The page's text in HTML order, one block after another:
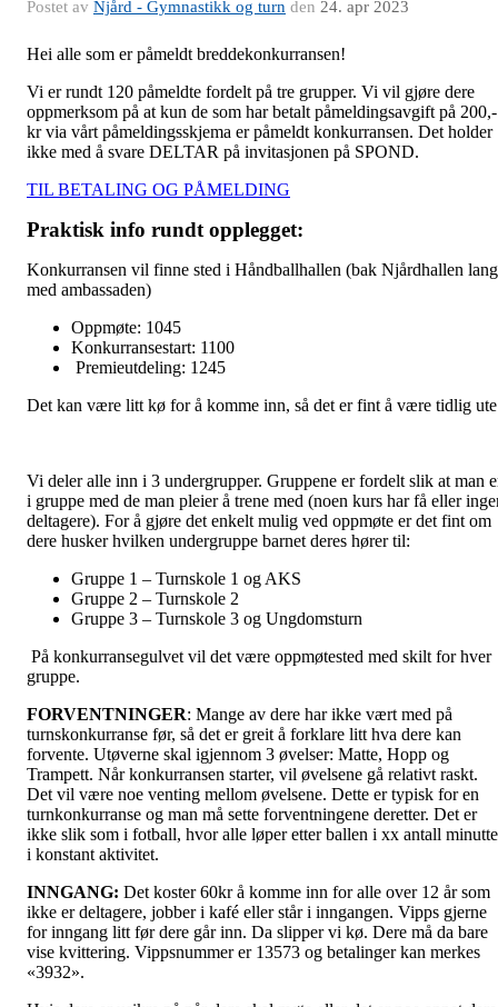
Postet av Njård - Gymnastikk og turn den 24. apr 2023
Hei alle som er påmeldt breddekonkurransen!
Vi er rundt 120 påmeldte fordelt på tre grupper. Vi vil gjøre dere
oppmerksom på at kun de som har betalt påmeldingsavgift på 200,-
kr via vårt påmeldingsskjema er påmeldt konkurransen. Det holder
ikke med å svare DELTAR på invitasjonen på SPOND.
TIL BETALING OG PÅMELDING
Praktisk info rundt opplegget:
Konkurransen vil finne sted i Håndballhallen (bak Njårdhallen
med ambassaden)
Oppmøte: 1045
Konkurransestart: 1100
Premieutdeling: 1245
Det kan være litt kø for å komme inn, så det er fint å være tidlig
Vi deler alle inn i 3 undergrupper. Gruppene er fordelt slik at man
i gruppe med de man pleier å trene med (noen kurs har få eller
deltagere). For å gjøre det enkelt mulig ved oppmøte er det fint om
dere husker hvilken undergruppe barnet deres hører til:
Gruppe 1 – Turnskole 1 og AKS
Gruppe 2 – Turnskole 2
Gruppe 3 – Turnskole 3 og Ungdomsturn
På konkurransegulvet vil det være oppmøtested med skilt for hver
gruppe.
FORVENTNINGER: Mange av dere har ikke vært med på
turnskonkurranse før, så det er greit å forklare litt hva dere kan
forvente. Utøverne skal igjennom 3 øvelser: Matte, Hopp og
Trampett. Når konkurransen starter, vil øvelsene gå relativt raskt.
Det vil være noe venting mellom øvelsene. Dette er typisk for en
turnkonkurranse og man må sette forventningene deretter. Det er
ikke slik som i fotball, hvor alle løper etter ballen i xx antall
i konstant aktivitet.
INNGANG: Det koster 60kr å komme inn for alle over 12 år som
ikke er deltagere, jobber i kafé eller står i inngangen. Vipps gjerne
for inngang litt før dere går inn. Da slipper vi kø. Dere må da bare
vise kvittering. Vippsnummer er 13573 og betalinger kan merkes
«3932».